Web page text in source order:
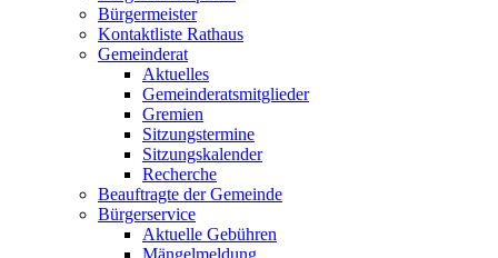
Bürgermeister
Kontaktliste Rathaus
Gemeinderat
Aktuelles
Gemeinderatsmitglieder
Gremien
Sitzungstermine
Sitzungskalender
Recherche
Beauftragte der Gemeinde
Bürgerservice
Aktuelle Gebühren
Mängelmeldung